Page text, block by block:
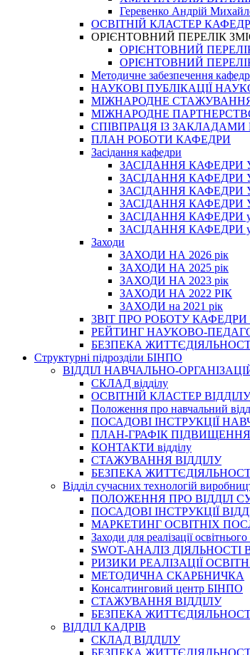
Геревенко Андрій
ОСВІТНІЙ КЛАСТЕР
ОРІЄНТОВНИЙ ПЕРЕЛІК
ОРІЄНТОВНИЙ
ОРІЄНТОВНИЙ
Методичне забезпечення
НАУКОВІ ПУБЛІКАЦІЇ
МІЖНАРОДНЕ
МІЖНАРОДНЕ
СПІВПРАЦЯ ІЗ
ПЛАН РОБОТИ КАФЕДРИ
Засідання кафедри
ЗАСІДАННЯ КАФЕДРИ У
ЗАСІДАННЯ КАФЕДРИ У
ЗАСІДАННЯ КАФЕДРИ У
ЗАСІДАННЯ КАФЕДРИ У
ЗАСІДАННЯ КАФЕДРИ у
ЗАСІДАННЯ КАФЕДРИ у
Заходи
ЗАХОДИ НА 2026 рік
ЗАХОДИ НА 2025 рік
ЗАХОДИ НА 2023 рік
ЗАХОДИ НА 2022 РІК
ЗАХОДИ на 2021 рік
3BIT ПРО РОБОТУ КАФЕДРИ
РЕЙТИНГ НАУКОВО-
БЕЗПЕКА
Структурні підрозділи БІНПО
ВІДДІЛ НАВЧАЛЬНО-
СКЛАД відділу
ОСВІТНІЙ КЛАСТЕР ВІДДІЛУ
Положення про навчальний
ПОСАДОВІ ІНСТРУКЦІЇ
ПЛАН-ГРАФІК ПІДВИЩЕННЯ
КОНТАКТИ відділу
СТАЖУВАННЯ ВІДДІЛУ
БЕЗПЕКА
Відділ сучасних технологій
ПОЛОЖЕННЯ ПРО ВІДДІЛ
ПОСАДОВІ ІНСТРУКЦІЇ
МАРКЕТИНГ ОСВІТНІХ
Заходи для реалізації
SWOT-АНАЛІЗ ДІЯЛЬНОСТІ
РИЗИКИ РЕАЛІЗАЦІЇ
МЕТОДИЧНА СКАРБНИЧКА
Консалтинговий центр БІНПО
СТАЖУВАННЯ ВІДДІЛУ
БЕЗПЕКА
ВІДДІЛ КАДРІВ
СКЛАД ВІДДІЛУ
БЕЗПЕКА